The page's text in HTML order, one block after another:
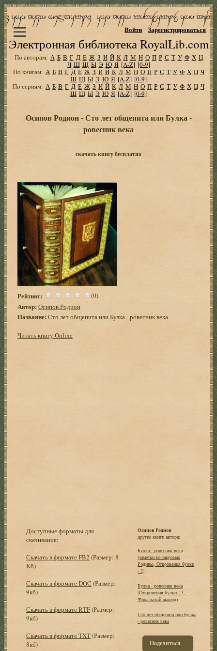
Электронная библиотека RoyalLib.com
Войти Зарегистрироваться
По авторам: А Б В Г Д Е Ж З И Й К Л М Н О П Р С Т У Ф Х Ц
Ч Ш Щ Ы Э Ю Я [A-Z] [0-9]
По книгам: А Б В Г Д Е Ж З И Й К Л М Н О П Р С Т У Ф Х Ц Ч
Ш Щ Ы Э Ю Я [A-Z] [0-9]
По сериям: А Б В Г Д Е Ж З И Й К Л М Н О П Р С Т У Ф Х Ц Ч
Ш Щ Ы Э Ю Я [A-Z] [0-9]
Осипов Родион - Сто лет общепита или Булка -
ровесник века
скачать книгу бесплатно
Рейтинг: (0)
Автор: Осипов Родион
Название: Сто лет общепита или Булка - ровесник века
Читать книгу Online
Доступные форматы для
скачивания:
Скачать в формате FB2 (Размер: 8
Кб)
Скачать в формате DOC (Размер:
9кб)
Скачать в формате RTF(Размер:
9кб)
Скачать в формате TXT(Размер:
8кб)
Осипов Родион
другие книги автора:
Булка - ровесник века
(заметки на закpомах
Родины, Откpовения булки
- 2)
Булка - ровесник века
(Откровения булки - 3,
Финальный аккорд)
Сто лет общепита или Булка
- ровесник века
Поделиться